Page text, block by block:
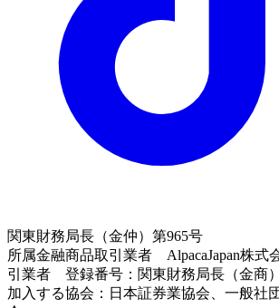
関東財務局長（金仲）第965号
所属金融商品取引業者 AlpacaJapan株
引業者 登録番号：関東財務局長（金商
加入する協会：日本証券業協会、一般社